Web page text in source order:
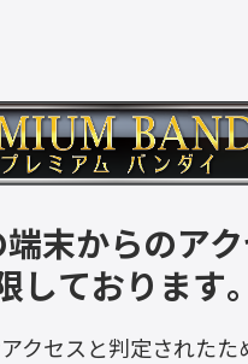
末からのア
しております。
クセスと判定されたた